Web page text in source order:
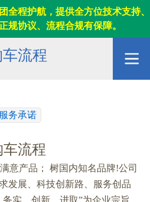
全程护航，提供全方位技术支持、
规协议、流程合规有保障。
车流程
服务承诺
车流程
意产品； 树国内知名品牌!公司
发展、科技创新路、服务创品
实、创新、进取”为企业宗旨，